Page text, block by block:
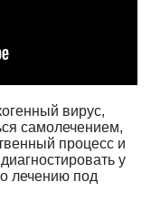
вирус,
самолечением,
процесс и
у
лечению под